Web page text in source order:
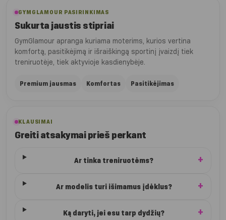
GYMGLAMOUR PASIRINKIMAS
Sukurta jaustis stipriai
GymGlamour apranga kuriama moterims, kurios vertina
komfortą, pasitikėjimą ir išraiškingą sportinį įvaizdį tiek
treniruotėje, tiek aktyvioje kasdienybėje.
Premium jausmas Komfortas Pasitikėjimas
KLAUSIMAI
Greiti atsakymai prieš perkant
Ar tinka treniruotėms?
Ar modelis turi išimamus įdėklus?
Ką daryti, jei esu tarp dydžių?